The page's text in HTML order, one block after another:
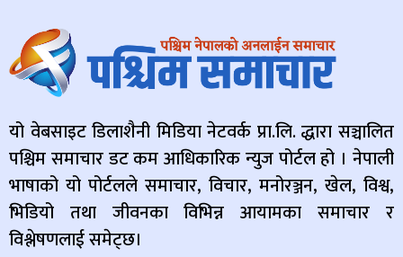
यो वेबसाइट डिलाशैनी मिडिया नेटवर्क प्रा.लि. द्धारा सञ्चालित
पश्चिम समाचार डट कम आधिकारिक न्युज पोर्टल हो । नेपाली
भाषाको यो पोर्टलले समाचार, विचार, मनोरञ्जन, खेल, विश्व,
भिडियो तथा जीवनका विभिन्न आयामका समाचार र
विश्लेषणलाई समेट्छ।